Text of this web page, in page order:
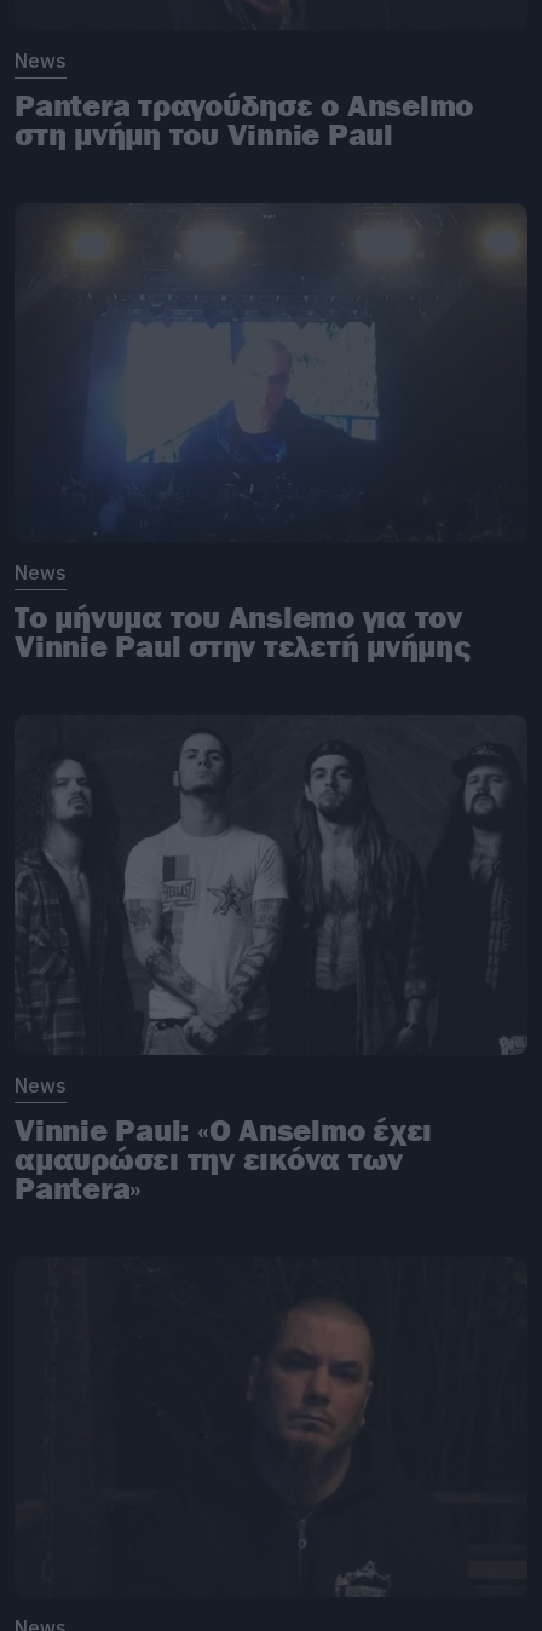
News
Pantera τραγούδησε ο Anselmo
στη μνήμη του Vinnie Paul
News
Το μήνυμα του Anslemo για τον
Vinnie Paul στην τελετή μνήμης
News
Vinnie Paul: «Ο Anselmo έχει
αμαυρώσει την εικόνα των
Pantera»